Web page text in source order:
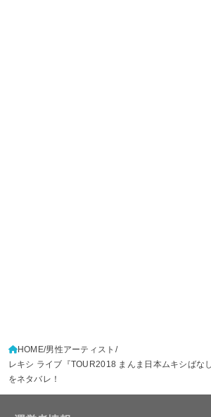
HOME 男性アーティスト
レキシ ライブ『TOUR2018 まんま日本ムキシばな
をネタバレ！